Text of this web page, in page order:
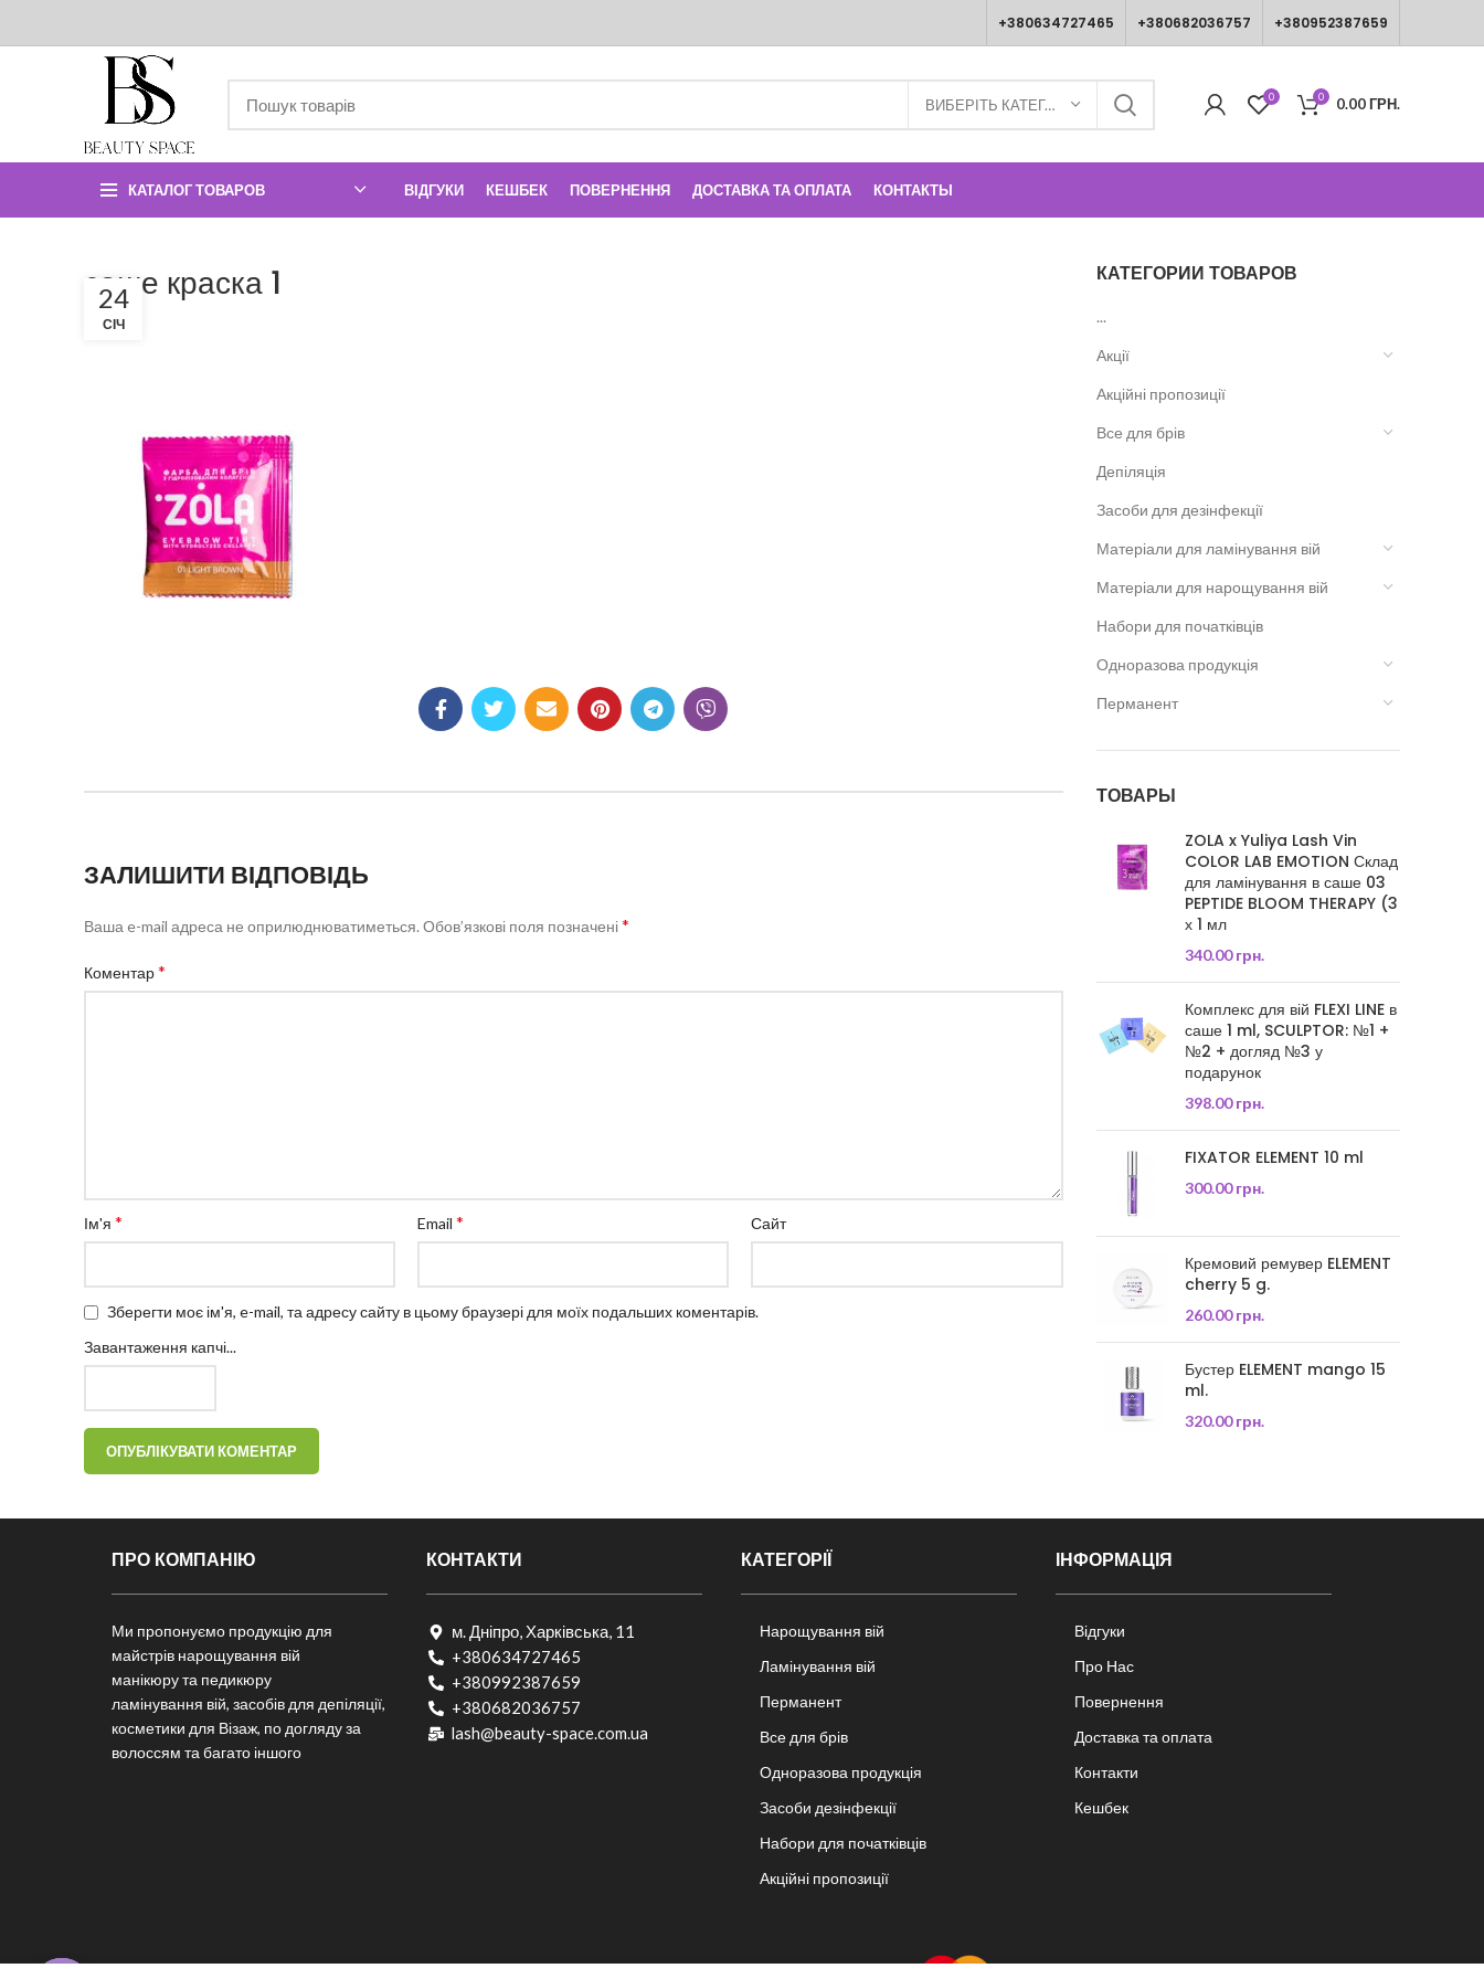
+380634727465 +380682036757 +380952387659
ВИБЕРІТЬ КАТЕГОРІЮ 0 0 0.00ГРН.
КАТАЛОГ ТОВАРОВ ВІДГУКИ КЕШБЕК ПОВЕРНЕННЯ ДОСТАВКА ТА ОПЛАТА КОНТАКТЫ
саше краска 1
24
СІЧ
ЗАЛИШИТИ ВІДПОВІДЬ
Ваша e-mail адреса не оприлюднюватиметься. Обов’язкові поля позначені*
Коментар*
Ім'я * Email* Сайт
Зберегти моє ім'я, e-mail, та адресу сайту в цьому браузері для моїх подальших коментарів.
Завантаження капчі...
КАТЕГОРИИ ТОВАРОВ
...
Акції
Акційні пропозиції
Все для брів
Депіляція
Засоби для дезінфекції
Матеріали для ламінування вій
Матеріали для нарощування вій
Набори для початківців
Одноразова продукція
Перманент
ТОВАРЫ
ZOLA x Yuliya Lash Vin
COLOR LAB EMOTION Склад
для ламінування в саше 03
PEPTIDE BLOOM THERAPY (3
х 1 мл
340.00грн.
Комплекс для вій FLEXI LINE в
саше 1 ml, SCULPTOR: №1 +
№2 + догляд №3 у
подарунок
398.00грн.
FIXATOR ELEMENT 10 ml
300.00грн.
Кремовий ремувер ELEMENT
cherry 5 g.
260.00грн.
Бустер ELEMENT mango 15
ml.
320.00грн.
ПРО КОМПАНІЮ
Ми пропонуємо продукцію для
майстрів нарощування вій
манікюру та педикюру
ламінування вій, засобів для депіляції,
косметики для Візаж, по догляду за
волоссям та багато іншого
КОНТАКТИ
м. Дніпро, Харківська, 11
+380634727465
+380992387659
+380682036757​
lash@beauty-space.com.ua
КАТЕГОРІЇ
Нарощування вій
Ламінування вій
Перманент
Все для брів
Одноразова продукція
Засоби дезінфекції
Набори для початківців
Акційні пропозиції
ІНФОРМАЦІЯ
Відгуки
Про Нас
Повернення
Доставка та оплата
Контакти
Кешбек